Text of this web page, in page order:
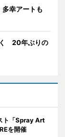
幸アートも
く 20年ぶりの
ト「Spray Art
を開催